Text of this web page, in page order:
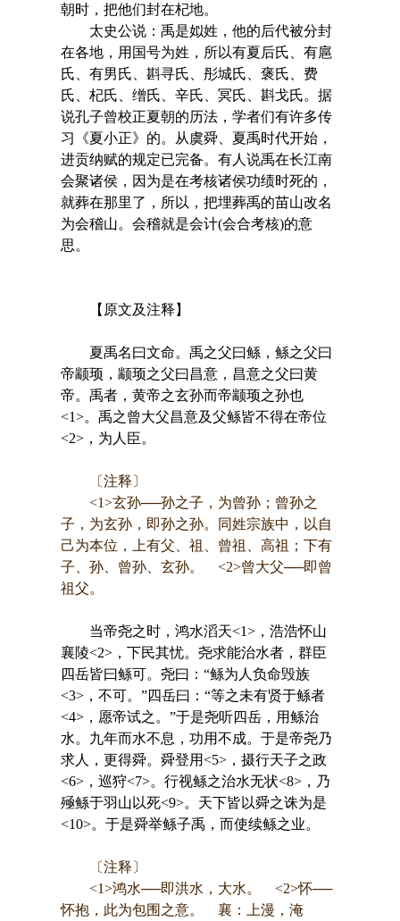
朝时，把他们封在杞地。
太史公说：禹是姒姓，他的后代被分封
在各地，用国号为姓，所以有夏后氏、有扈
氏、有男氏、斟寻氏、彤城氏、褒氏、费
氏、杞氏、缯氏、辛氏、冥氏、斟戈氏。据
说孔子曾校正夏朝的历法，学者们有许多传
习《夏小正》的。从虞舜、夏禹时代开始，
进贡纳赋的规定已完备。有人说禹在长江南
会聚诸侯，因为是在考核诸侯功绩时死的，
就葬在那里了，所以，把埋葬禹的苗山改名
为会稽山。会稽就是会计(会合考核)的意
思。
【原文及注释】
夏禹名曰文命。禹之父曰鲧，鲧之父曰
帝颛顼，颛顼之父曰昌意，昌意之父曰黄
帝。禹者，黄帝之玄孙而帝颛顼之孙也
<1>。禹之曾大父昌意及父鲧皆不得在帝位
<2>，为人臣。
〔注释〕
<1>玄孙──孙之子，为曾孙；曾孙之
子，为玄孙，即孙之孙。同姓宗族中，以自
己为本位，上有父、祖、曾祖、高祖；下有
子、孙、曾孙、玄孙。 <2>曾大父──即曾
祖父。
当帝尧之时，鸿水滔天<1>，浩浩怀山
襄陵<2>，下民其忧。尧求能治水者，群臣
四岳皆曰鲧可。尧曰：“鲧为人负命毁族
<3>，不可。”四岳曰：“等之未有贤于鲧者
<4>，愿帝试之。”于是尧听四岳，用鲧治
水。九年而水不息，功用不成。于是帝尧乃
求人，更得舜。舜登用<5>，摄行天子之政
<6>，巡狩<7>。行视鲧之治水无状<8>，乃
殛鲧于羽山以死<9>。天下皆以舜之诛为是
<10>。于是舜举鲧子禹，而使续鲧之业。
〔注释〕
<1>鸿水──即洪水，大水。 <2>怀──
怀抱，此为包围之意。 襄：上漫，淹